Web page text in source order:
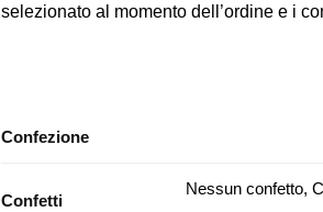
selezionato al momento dell’ordine e i
Confezione
Confetti
Nessun confetto,